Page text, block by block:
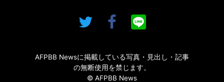
AFPBB Newsに掲載している写真・見出し・記事
の無断使用を禁じます。
© AFPBB News